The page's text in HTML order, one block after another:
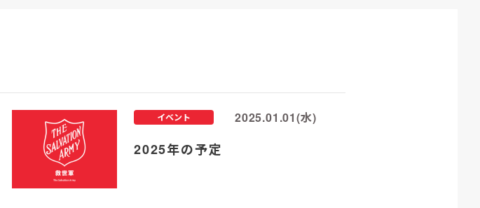
2025年の予定
イベント 2025.01.01(水)